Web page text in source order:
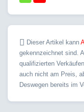
Dieser Artikel kann
gekennzeichnet sind.
qualifizierten
auch nicht am Preis,
Deswegen bereits im